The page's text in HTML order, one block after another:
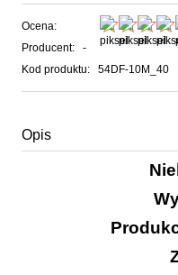
Ocena:
Producent:
-
Kod produktu:
54DF-10M_40
Opis